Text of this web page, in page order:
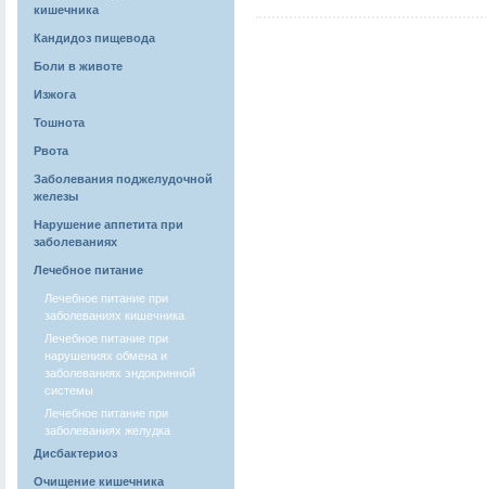
кишечника
Кандидоз пищевода
Боли в животе
Изжога
Тошнота
Рвота
Заболевания поджелудочной
железы
Нарушение аппетита при
заболеваниях
Лечебное питание
Лечебное питание при
заболеваниях кишечника
Лечебное питание при
нарушениях обмена и
заболеваниях эндокринной
системы
Лечебное питание при
заболеваниях желудка
Дисбактериоз
Очищение кишечника